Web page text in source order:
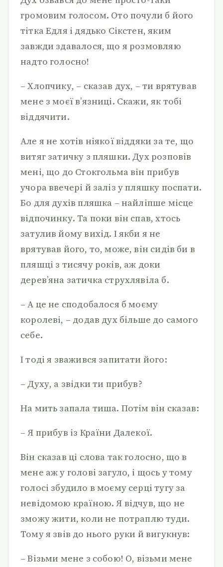
громовим голосом. Ото почули б його
тітка Едля і дядько Сікстен, яким
завжди здавалося, що я розмовляю
надто голосно!
– Хлопчику, – сказав дух, – ти врятував
мене з моєї в’язниці. Скажи, як тобі
віддячити.
Але я не хотів ніякої віддяки за те, що
витяг затичку з пляшки. Дух розповів
мені, що до Стокгольма він прибув
учора ввечері й заліз у пляшку поспати.
Бо для духів пляшка – найліпше місце
відпочинку. Та поки він спав, хтось
затулив йому вихід. І якби я не
врятував його, то, може, він сидів би в
пляшці з тисячу років, аж доки
дерев’яна затичка струхлявіла б.
– А це не сподобалося б моєму
королеві, – додав дух більше до самого
себе.
І тоді я зважився запитати його:
– Духу, а звідки ти прибув?
На мить запала тиша. Потім він сказав:
– Я прибув із Країни Далекої.
Він сказав ці слова так голосно, що в
мене аж у голові загуло, і щось у тому
голосі збудило в моєму серці тугу за
невідомою країною. Я відчув, що не
зможу жити, коли не потраплю туди.
Тому я звів до нього руки й вигукнув:
– Візьми мене з собою! О, візьми мене